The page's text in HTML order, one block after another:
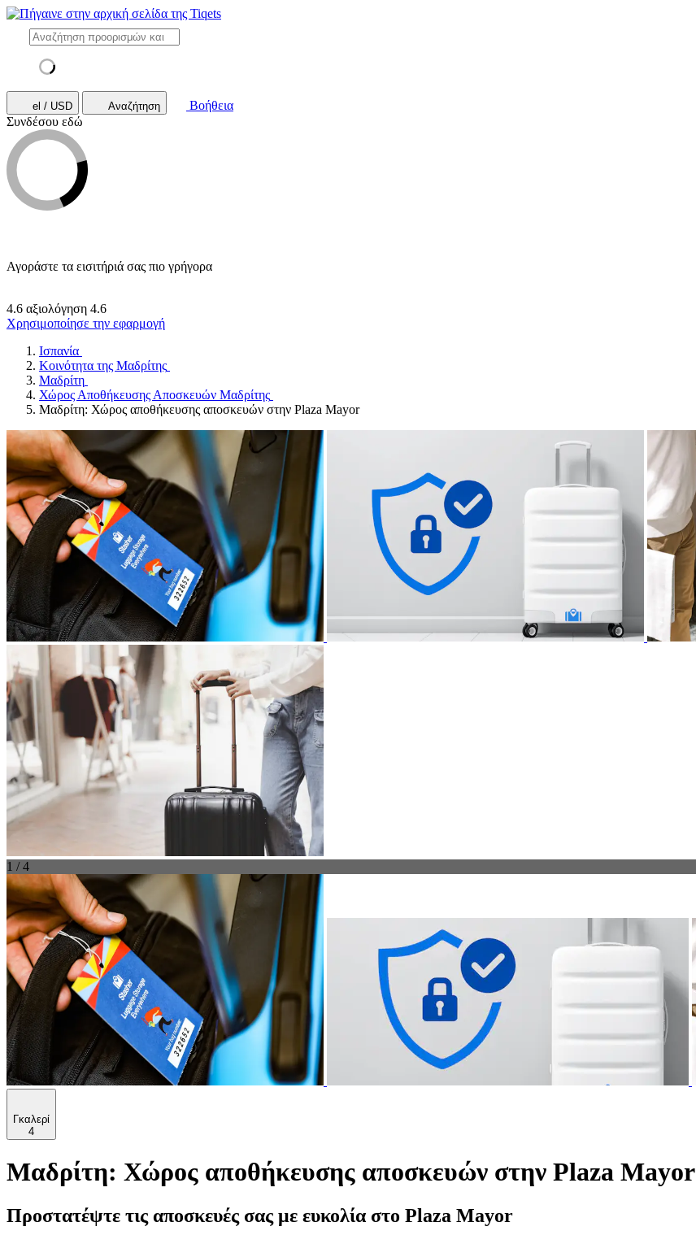
el / USD Αναζήτηση
Βοήθεια
Συνδέσου εδώ
Αγοράστε τα εισιτήριά σας πιο γρήγορα
4.6 αξιολόγηση 4.6
Χρησιμοποίησε την εφαρμογή
Ισπανία
Κοινότητα της Μαδρίτης
Μαδρίτη
Χώρος Αποθήκευσης Αποσκευών Μαδρίτης
Μαδρίτη: Χώρος αποθήκευσης αποσκευών στην Plaza Mayor
1 / 4
Γκαλερί
4
Μαδρίτη: Χώρος αποθήκευσης αποσκευών στην Plaza Mayor
Προστατέψτε τις αποσκευές σας με ευκολία στο Plaza Mayor